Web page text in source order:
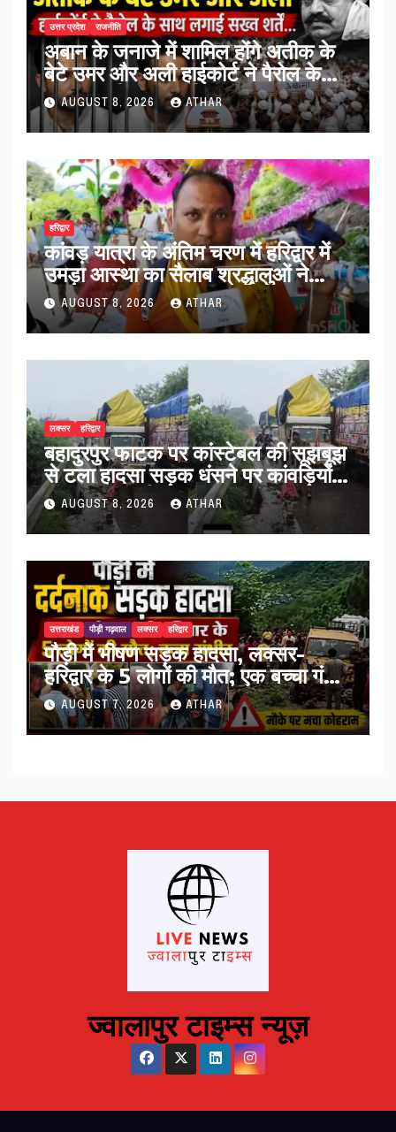
उत्तर प्रदेश राजनीति
अबान के जनाजे में शामिल होंगे अतीक के
बेटे उमर और अली हाईकोर्ट ने पैरोल के
साथ लगाईं सख्त शर्तें…
AUGUST 8, 2026 ATHAR
हरिद्वार
कांवड़ यात्रा के अंतिम चरण में हरिद्वार में
उमड़ा आस्था का सैलाब श्रद्धालुओं ने
व्यवस्थाओं को सराहा…
AUGUST 8, 2026 ATHAR
लक्सर हरिद्वार
बहादुरपुर फाटक पर कांस्टेबल की सूझबूझ
से टला हादसा सड़क धंसने पर कांवड़ियों
को किया अलर्ट…
AUGUST 8, 2026 ATHAR
उत्तराखंड पौड़ी गढ़वाल लक्सर हरिद्वार
पौड़ी में भीषण सड़क हादसा, लक्सर-
हरिद्वार के 5 लोगों की मौत; एक बच्चा गंभीर
घायल…
AUGUST 7, 2026 ATHAR
ज्वालापुर टाइम्स न्यूज़